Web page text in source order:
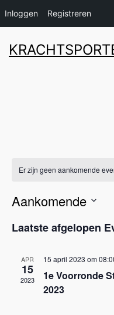
Inloggen Registreren
naar
Er zijn geen aankomende
Aankomende
een
Laatste afgelopen
APR
15
2023
15 april 2023 om
1e Voorronde
2023